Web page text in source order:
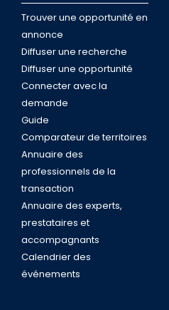
Trouver une opportunité en
annonce
Diffuser une recherche
Diffuser une opportunité
Connecter avec la
demande
Guide
Comparateur de territoires
Annuaire des
professionnels de la
transaction
Annuaire des experts,
prestataires et
accompagnants
Calendrier des
événements